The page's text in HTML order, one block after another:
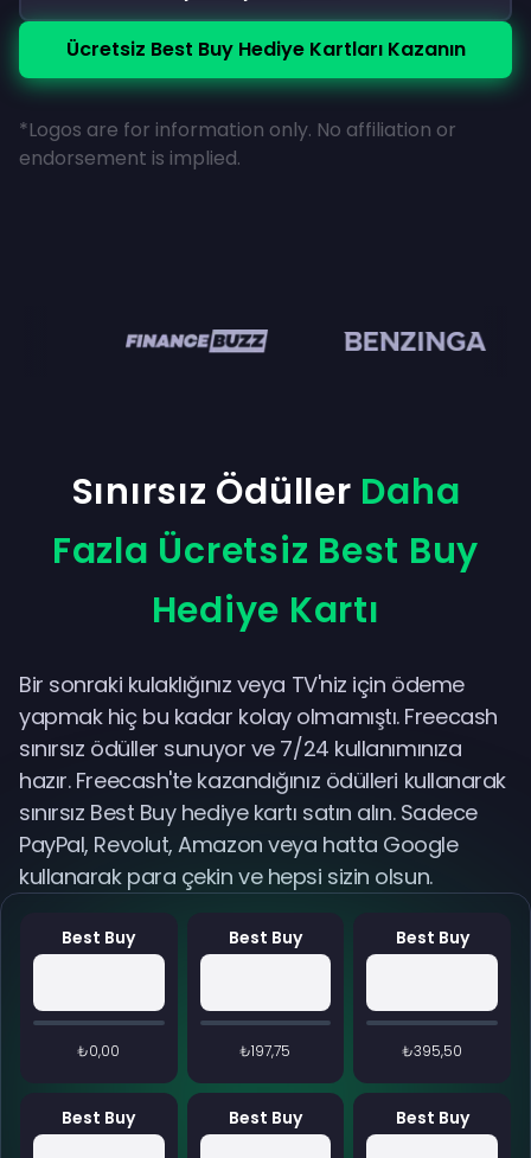
Ücretsiz Best Buy Hediye Kartları Kazanın
*Logos are for information only. No affiliation or
endorsement is implied.
Best Buy
₺0,00
Best Buy
₺197,75
Best Buy
₺395,50
Best Buy Best Buy Best Buy
Sınırsız Ödüller Daha
Fazla Ücretsiz Best Buy
Hediye Kartı
Bir sonraki kulaklığınız veya TV'niz için ödeme
yapmak hiç bu kadar kolay olmamıştı. Freecash
sınırsız ödüller sunuyor ve 7/24 kullanımınıza
hazır. Freecash'te kazandığınız ödülleri kullanarak
sınırsız Best Buy hediye kartı satın alın. Sadece
PayPal, Revolut, Amazon veya hatta Google
kullanarak para çekin ve hepsi sizin olsun.